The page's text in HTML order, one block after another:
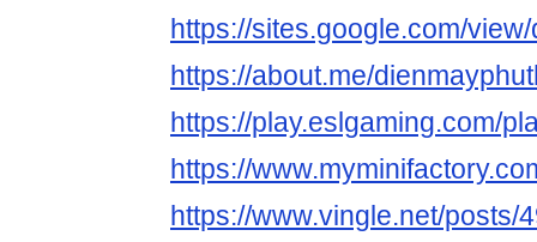
https://sites.google.com/
https://about.me/
https://play.eslgaming.com/
https://
https://www.vingle.net/posts/